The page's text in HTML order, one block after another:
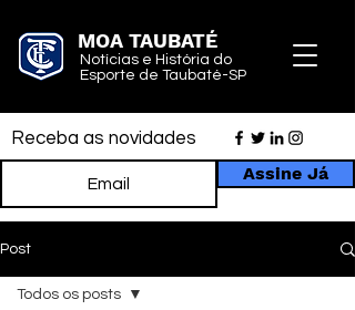
MOA TAUBATÉ
Notícias e História do
Esporte de Taubaté-SP
Receba as novidades
Assine Já
Post
Todos os posts